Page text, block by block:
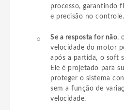
processo, garantindo
e precisão no controle.
Se a resposta for não,
velocidade do motor
após a partida, o soft
Ele é projetado para
proteger o sistema
sem a função de
velocidade.